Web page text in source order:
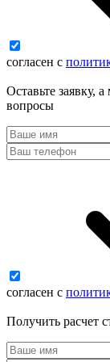
согласен с
Оставьте заявку,
вопросы
согласен с
Получить расчет